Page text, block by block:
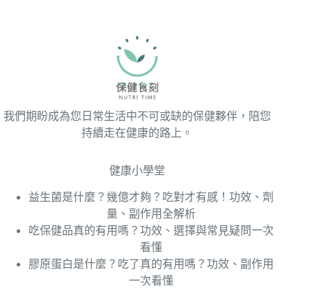
我們期盼成為您日常生活中不可或缺的保健夥伴，陪您
持續走在健康的路上。
健康小學堂
益生菌是什麼？幾億才夠？吃對才有感！功效、劑
量、副作用全解析
吃保健品真的有用嗎？功效、選擇與常見疑問一次
看懂
膠原蛋白是什麼？吃了真的有用嗎？功效、副作用
一次看懂